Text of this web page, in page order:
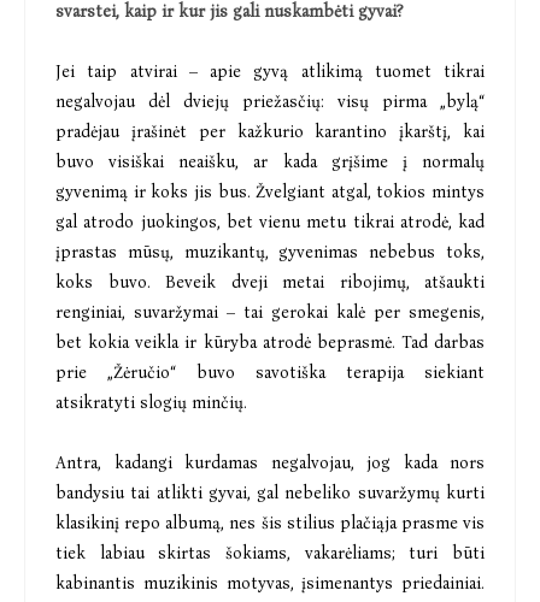
svarstei, kaip ir kur jis gali nuskambėti gyvai?
Jei taip atvirai – apie gyvą atlikimą tuomet tikrai
negalvojau dėl dviejų priežasčių: visų pirma „bylą“
pradėjau įrašinėt per kažkurio karantino įkarštį, kai
buvo visiškai neaišku, ar kada grįšime į normalų
gyvenimą ir koks jis bus. Žvelgiant atgal, tokios mintys
gal atrodo juokingos, bet vienu metu tikrai atrodė, kad
įprastas mūsų, muzikantų, gyvenimas nebebus toks,
koks buvo. Beveik dveji metai ribojimų, atšaukti
renginiai, suvaržymai – tai gerokai kalė per smegenis,
bet kokia veikla ir kūryba atrodė beprasmė. Tad darbas
prie „Žėručio“ buvo savotiška terapija siekiant
atsikratyti slogių minčių.
Antra, kadangi kurdamas negalvojau, jog kada nors
bandysiu tai atlikti gyvai, gal nebeliko suvaržymų kurti
klasikinį repo albumą, nes šis stilius plačiąja prasme vis
tiek labiau skirtas šokiams, vakarėliams; turi būti
kabinantis muzikinis motyvas, įsimenantys priedainiai.